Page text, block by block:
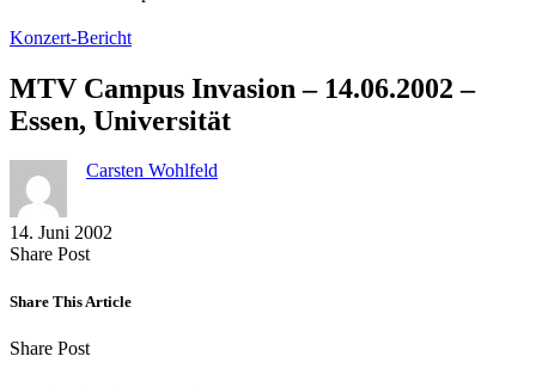
Konzert-Bericht
MTV Campus Invasion – 14.06.2002 –
Essen, Universität
Carsten Wohlfeld
14. Juni 2002
Share PostShare
Facebook
Copy
to
Send
via
Share This Article
Share PostShare
Copy
Send